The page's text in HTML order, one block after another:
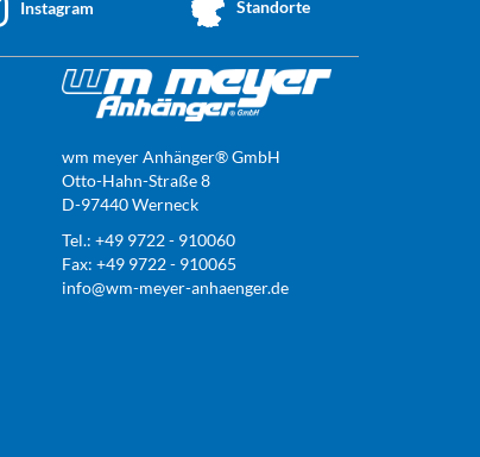
Instagram Standorte
wm meyer Anhänger® GmbH
Otto-Hahn-Straße 8
D-97440 Werneck
Tel.: +49 9722 - 910060
Fax: +49 9722 - 910065
info@wm-meyer-anhaenger.de